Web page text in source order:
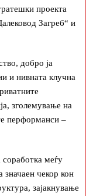
проекта
Загреб“ и
добро ја
и нивната клучна
зголемување на
перформанси –
меѓу
значаен чекор кон
зајакнување